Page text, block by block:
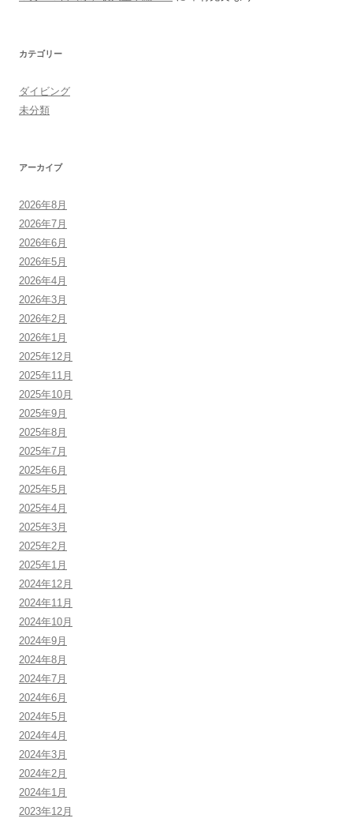
カテゴリー
ダイビング
未分類
アーカイブ
2026年8月
2026年7月
2026年6月
2026年5月
2026年4月
2026年3月
2026年2月
2026年1月
2025年12月
2025年11月
2025年10月
2025年9月
2025年8月
2025年7月
2025年6月
2025年5月
2025年4月
2025年3月
2025年2月
2025年1月
2024年12月
2024年11月
2024年10月
2024年9月
2024年8月
2024年7月
2024年6月
2024年5月
2024年4月
2024年3月
2024年2月
2024年1月
2023年12月